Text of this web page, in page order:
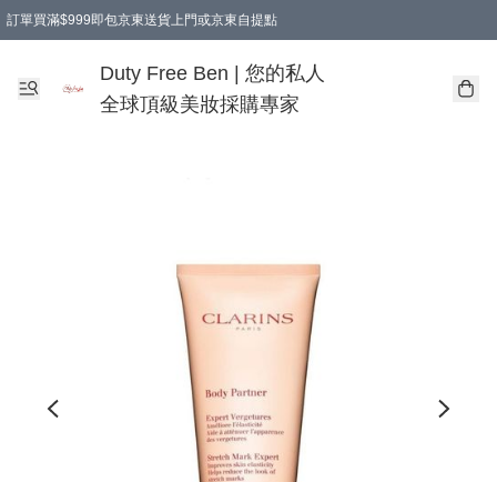
訂單買滿$999即包京東送貨上門或京東自提點
Duty Free Ben | 您的私人
全球頂級美妝採購專家